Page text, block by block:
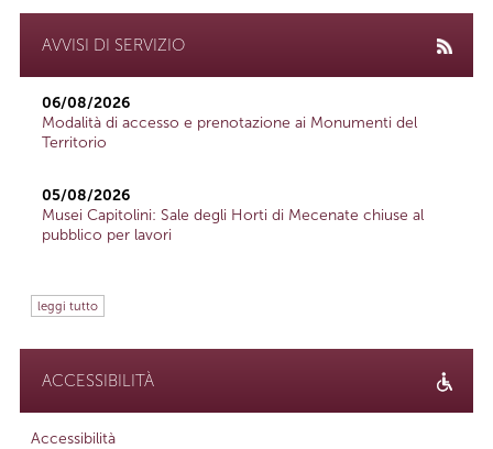
AVVISI DI SERVIZIO
06/08/2026
Modalità di accesso e prenotazione ai Monumenti del
Territorio
05/08/2026
Musei Capitolini: Sale degli Horti di Mecenate chiuse al
pubblico per lavori
leggi tutto
ACCESSIBILITÀ
Accessibilità